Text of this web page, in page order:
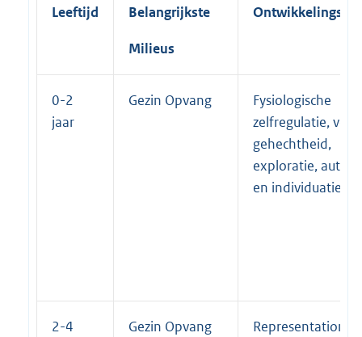
Leeftijd Belangrijkste
Milieus
0-2
jaar
Gezin Opvang
Fysiologische
zelfregulatie,
gehechtheid,
exploratie,
en individuatie
2-4
Gezin Opvang